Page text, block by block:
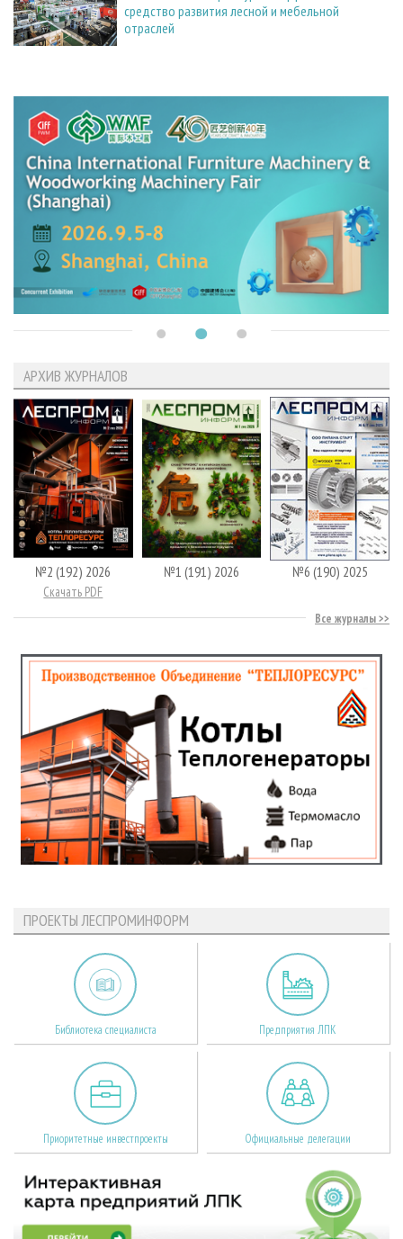
средство развития лесной и мебельной
отраслей
АРХИВ ЖУРНАЛОВ
№2 (192) 2026
Скачать PDF
№1 (191) 2026 №6 (190) 2025
Все журналы
ПРОЕКТЫ ЛЕСПРОМИНФОРМ
Библиотека специалиста Предприятия ЛПК
Приоритетные инвестпроекты Официальные делегации